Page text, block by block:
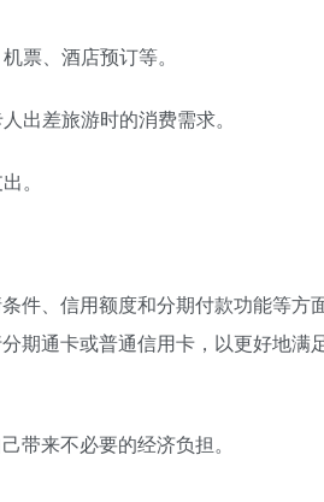
票、酒店预订等。
出差旅游时的消费需求。
。
件、信用额度和分期付款功能等方
期通卡或普通信用卡，以更好地满
带来不必要的经济负担。